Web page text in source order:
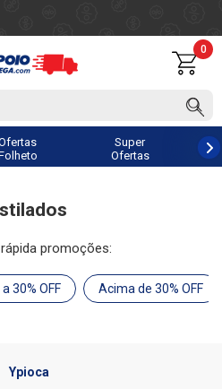
0
Super
Ofertas
promoções:
30% OFF Acima de 30% OFF
Ypioca